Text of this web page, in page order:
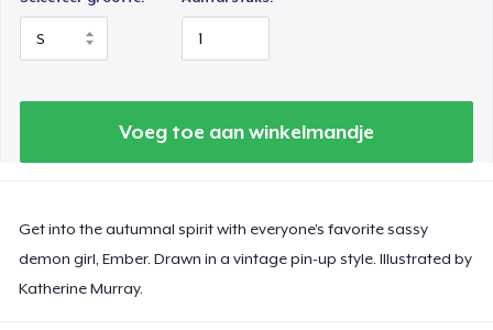
Voeg toe aan winkelmandje
Get into the autumnal spirit with everyone’s favorite sassy
demon girl, Ember. Drawn in a vintage pin-up style. Illustrated by
Katherine Murray.